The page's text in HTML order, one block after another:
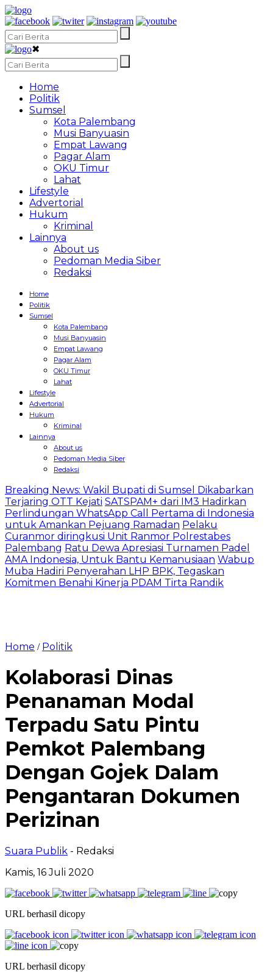
✖
Home
Politik
Sumsel
Kota Palembang
Musi Banyuasin
Empat Lawang
Pagar Alam
OKU Timur
Lahat
Lifestyle
Advertorial
Hukum
Kriminal
Lainnya
About us
Pedoman Media Siber
Redaksi
Home
Politik
Sumsel
Kota Palembang
Musi Banyuasin
Empat Lawang
Pagar Alam
OKU Timur
Lahat
Lifestyle
Advertorial
Hukum
Kriminal
Lainnya
About us
Pedoman Media Siber
Redaksi
Breaking News: Wakil Bupati di Sumsel Dikabarkan
Terjaring OTT Kejati SATSPAM+ dari IM3 Hadirkan
Perlindungan WhatsApp Call Pertama di Indonesia
untuk Amankan Pejuang Ramadan Pelaku
Curanmor diringkusi Unit Ranmor Polrestabes
Palembang Ratu Dewa Apresiasi Turnamen Padel
AMA Indonesia, Untuk Bantu Kemanusiaan Wabup
Muba Hadiri Penyerahan LHP BPK, Tegaskan
Komitmen Benahi Kinerja PDAM Tirta Randik
Home / Politik
Kolaborasi Dinas
Penanaman Modal
Terpadu Satu Pintu
Pemkot Palembang
Dengan Gojek Dalam
Pengantaran Dokumen
Perizinan
Suara Publik - Redaksi
Kamis, 16 Juli 2020
URL berhasil dicopy
URL berhasil dicopy